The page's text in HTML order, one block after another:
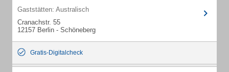
Gaststätten: Australisch
Cranachstr. 55
12157 Berlin - Schöneberg
Gratis-Digitalcheck